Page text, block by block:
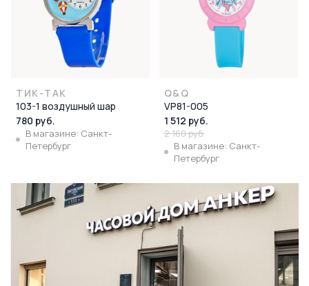
ТИК-ТАК
103-1 воздушный шар
780 руб.
В магазине: Санкт-
Петербург
Q&Q
VP81-005
1 512 руб.
2 160 руб.
В магазине: Санкт-
Петербург